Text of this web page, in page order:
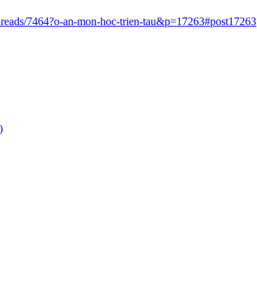
7464?o-an-mon-hoc-trien-tau&p=17263#post17263